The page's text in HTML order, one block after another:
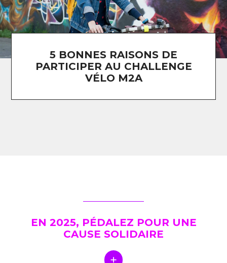
5 BONNES RAISONS DE
PARTICIPER AU CHALLENGE
VÉLO M2A
EN 2025, PÉDALEZ POUR UNE
CAUSE SOLIDAIRE